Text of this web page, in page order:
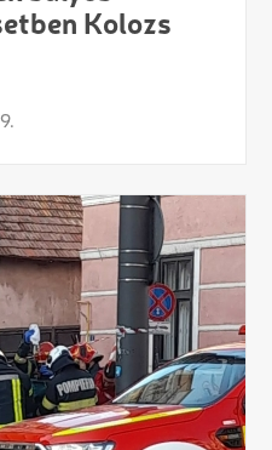
Kolozs